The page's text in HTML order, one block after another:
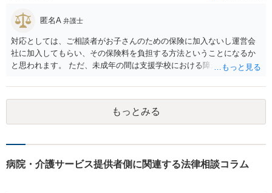
匿名A 弁護士
対応としては、ご相談者がお子さんのための保険に加入ないし運営会
社に加入してもらい、その保険料を負担する方法ということになるか
と思われます。 ただ、未成年の間は支援学校における障がい児向けの
かは少し調べてみてはいかがでしょうか。 グループホームは基本的に
要支援者自身が自立して生活する（その責任も負担する）ことを前提
とした支援システムなので、今回のように障がい者による損害や費用
が発生するたびに運営会社が負担するということはシステム的にも経
がよく、むしろ職員を増やして対応するとのことで悪くない対応のグ
もっとみる
病院・介護サービス提供者側に関連する法律相談コラム